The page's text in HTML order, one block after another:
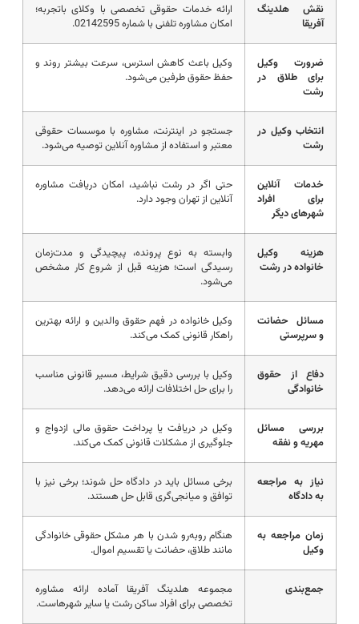
نقش هلدینگ
آفریقا
ارائه خدمات حقوقی تخصصی با وکلای باتجربه؛
امکان مشاوره تلفنی با شماره 02142595.
ضرورت وکیل
برای طلاق در
رشت
وکیل باعث کاهش استرس، سرعت بیشتر روند و
حفظ حقوق طرفین می‌شود.
انتخاب وکیل در
رشت
جستجو در اینترنت، مشاوره با موسسات حقوقی
معتبر و استفاده از مشاوره آنلاین توصیه می‌شود.
خدمات آنلاین
برای افراد
شهرهای دیگر
حتی اگر در رشت نباشید، امکان دریافت مشاوره
آنلاین از تهران وجود دارد.
هزینه وکیل
خانواده در رشت
وابسته به نوع پرونده، پیچیدگی و مدت‌زمان
رسیدگی است؛ هزینه قبل از شروع کار مشخص
می‌شود.
مسائل حضانت
و سرپرستی
وکیل خانواده در فهم حقوق والدین و ارائه بهترین
راهکار قانونی کمک می‌کند.
دفاع از حقوق
خانوادگی
وکیل با بررسی دقیق شرایط، مسیر قانونی مناسب
را برای حل اختلافات ارائه می‌دهد.
بررسی مسائل
مهریه و نفقه
وکیل در دریافت یا پرداخت حقوق مالی ازدواج و
جلوگیری از مشکلات قانونی کمک می‌کند.
نیاز به مراجعه
به دادگاه
برخی مسائل باید در دادگاه حل شوند؛ برخی نیز با
توافق و میانجی‌گری قابل حل هستند.
زمان مراجعه به
وکیل
هنگام روبه‌رو شدن با هر مشکل حقوقی خانوادگی
مانند طلاق، حضانت یا تقسیم اموال.
جمع‌بندی
مجموعه هلدینگ آفریقا آماده ارائه مشاوره
تخصصی برای افراد ساکن رشت یا سایر شهرهاست.